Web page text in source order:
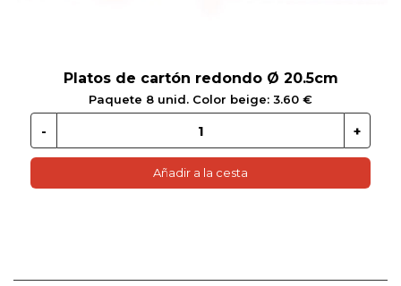
Platos de cartón redondo Ø 20.5cm
Paquete 8 unid. Color beige: 3.60 €
Añadir a la cesta